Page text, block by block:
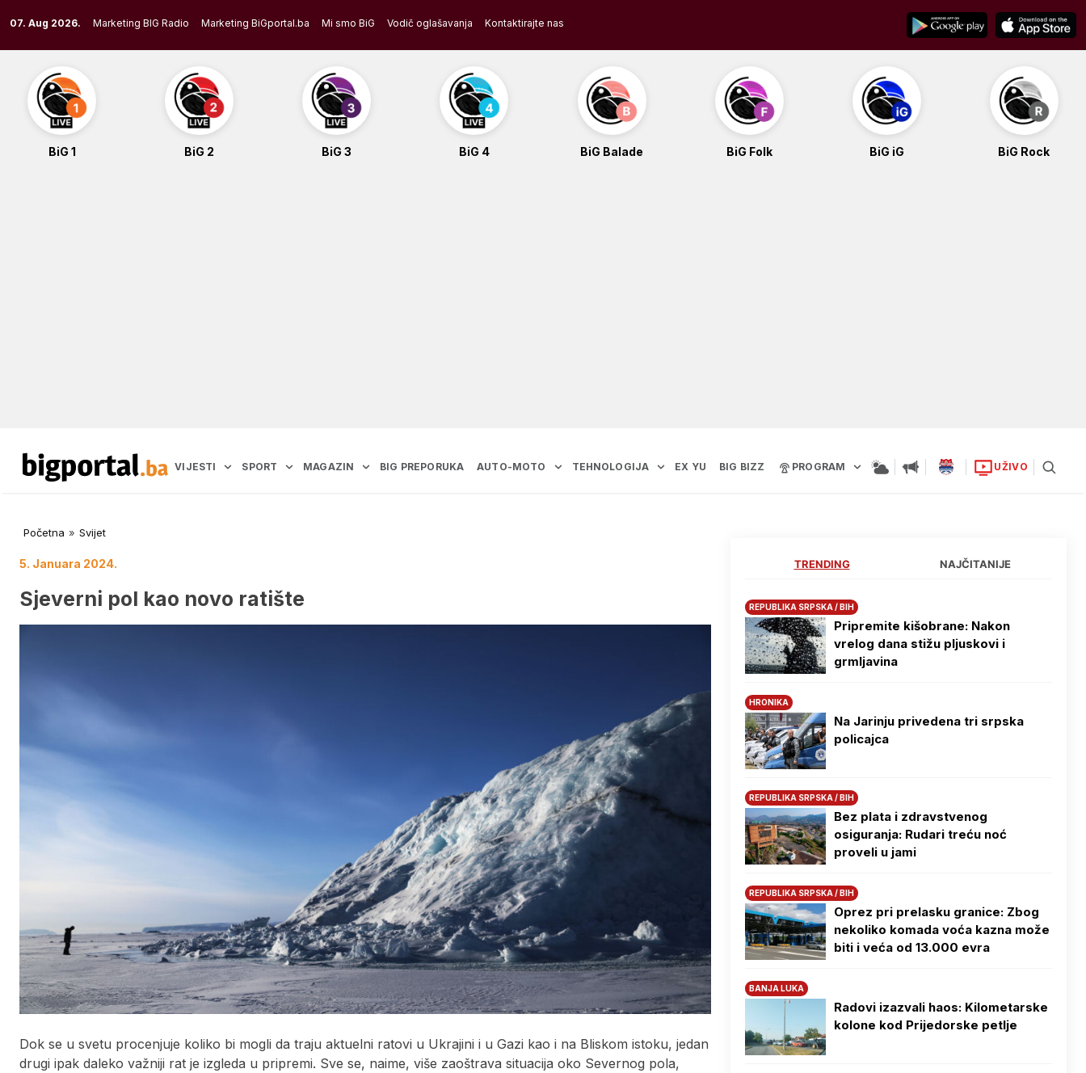
to
content
07. Aug 2026. Marketing BIG Radio Marketing BiGportal.ba Mi smo BiG Vodič oglašavanja Kontaktirajte nas
BiG 1 BiG 2 BiG 3 BiG 4 BiG Balade BiG Folk BiG iG BiG Rock
VIJESTI SPORT MAGAZIN BIG PREPORUKA AUTO-MOTO TEHNOLOGIJA EX YU BIG BIZZ PROGRAM UŽIVO
Početna » Svijet
5. Januara 2024.
Sjeverni pol kao novo ratište
Dok se u svetu procenjuje koliko bi mogli da traju aktuelni ratovi u Ukrajini i u Gazi kao i na Bliskom istoku, jedan
drugi ipak daleko važniji rat je izgleda u pripremi. Sve se, naime, više zaoštrava situacija oko Severnog pola,
TRENDING NAJČITANIJE
REPUBLIKA SRPSKA / BIH
Pripremite kišobrane: Nakon
vrelog dana stižu pljuskovi i
grmljavina
HRONIKA
Na Јarinju privedena tri srpska
policajca
REPUBLIKA SRPSKA / BIH
Bez plata i zdravstvenog
osiguranja: Rudari treću noć
proveli u jami
REPUBLIKA SRPSKA / BIH
Oprez pri prelasku granice: Zbog
nekoliko komada voća kazna može
biti i veća od 13.000 evra
BANJA LUKA
Radovi izazvali haos: Kilometarske
kolone kod Prijedorske petlje